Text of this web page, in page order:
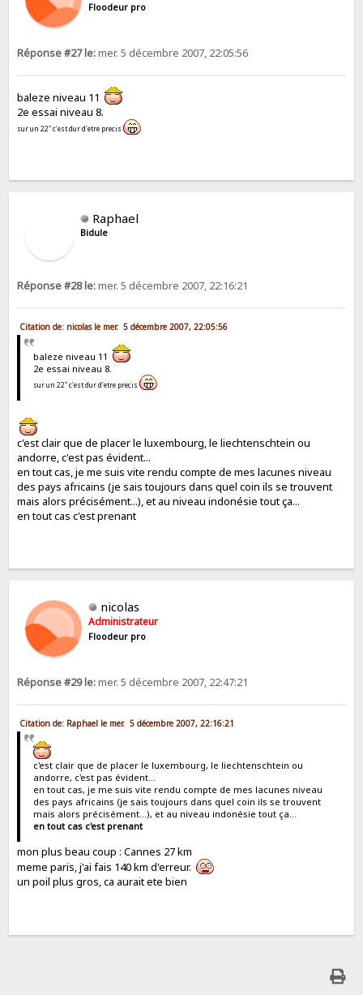
Floodeur pro
Réponse #27 le:mer. 5 décembre 2007, 22:05:56
baleze niveau 11
2e essai niveau 8.
sur un 22" c'est dur d'etre precis
Raphael
Bidule
Réponse #28 le:mer. 5 décembre 2007, 22:16:21
Citation de: nicolas le mer. 5 décembre 2007, 22:05:56
baleze niveau 11
2e essai niveau 8.
sur un 22" c'est dur d'etre precis
c'est clair que de placer le luxembourg, le liechtenschtein ou
andorre, c'est pas évident...
en tout cas, je me suis vite rendu compte de mes lacunes niveau
des pays africains (je sais toujours dans quel coin ils se trouvent
mais alors précisément...), et au niveau indonésie tout ça...
en tout cas c'est prenant
nicolas
Administrateur
Floodeur pro
Réponse #29 le:mer. 5 décembre 2007, 22:47:21
Citation de: Raphael le mer. 5 décembre 2007, 22:16:21
c'est clair que de placer le luxembourg, le liechtenschtein ou
andorre, c'est pas évident...
en tout cas, je me suis vite rendu compte de mes lacunes niveau
des pays africains (je sais toujours dans quel coin ils se trouvent
mais alors précisément...), et au niveau indonésie tout ça...
en tout cas c'est prenant
mon plus beau coup : Cannes 27 km
meme paris, j'ai fais 140 km d'erreur.
un poil plus gros, ca aurait ete bien